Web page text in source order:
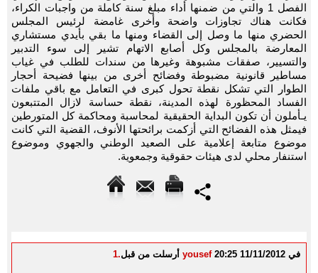
الفصل 1 والتي من ضمنها أداء مبلغ سنة كاملة من واجبات الكراء،
فكانت هناك تجاوزات واضحة وأخرى غامضة لرئيس المجلس
الحضري منها ما وصل إلى القضاء ومنها ما بقي بأيدي مستشاري
المعارضة بالمجلس وكل أصابع الاتهام تشير إلى سوء التدبير
والتسيير، صفقات مشبوهة وغيرها من سندات للطلب في غياب
مساطير قانونية مضبوطة وفضائح أخرى من بينها فضيحة أحجار
الطوار التي تشكل نقطة تحول كبرى في التعامل مع باقي ملفات
الفساد المحظورة لهذه المدينة، نقطة حساسة لازال المتتبعون
يـأملون أن تكون البداية الحقيقية لمحاسبة ومحاكمة كل المتورطين
فيمثل هذه الفضائح التي أزكمت برائحتها الأنوف، القضية التي كانت
موضوع متابعة إعلامية على الصعيد الوطني والجهوي وموضوع
استنفار محلي لدى هيئات حقوقية وجمعوية.
1. أرسلت من قبلyousef في 11/11/2012 20:25